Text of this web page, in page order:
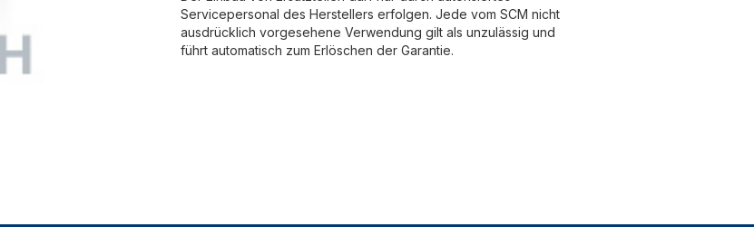
Servicepersonal des Herstellers erfolgen. Jede vom SCM nicht
ausdrücklich vorgesehene Verwendung gilt als unzulässig und
führt automatisch zum Erlöschen der Garantie.